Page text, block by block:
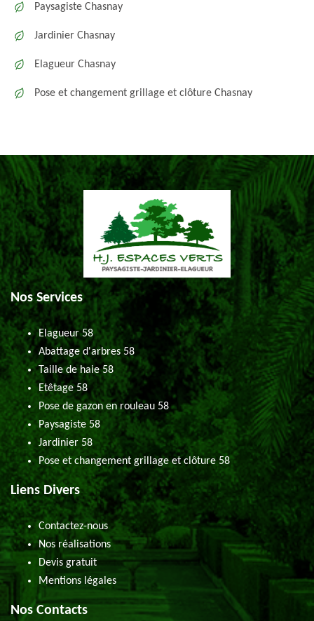
Paysagiste Chasnay
Jardinier Chasnay
Elagueur Chasnay
Pose et changement grillage et clôture Chasnay
Nos Services
Elagueur 58
Abattage d'arbres 58
Taille de haie 58
Etêtage 58
Pose de gazon en rouleau 58
Paysagiste 58
Jardinier 58
Pose et changement grillage et clôture 58
Liens Divers
Contactez-nous
Nos réalisations
Devis gratuit
Mentions légales
Nos Contacts